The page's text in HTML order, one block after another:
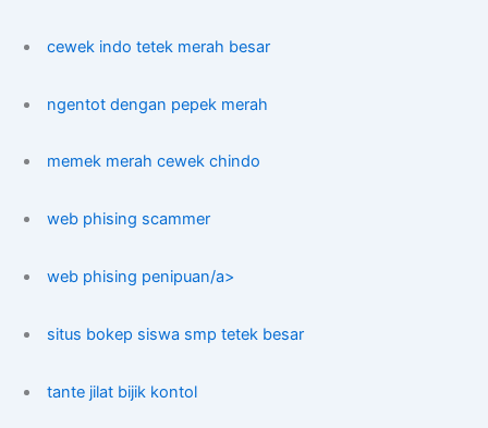
cewek indo tetek merah besar
ngentot dengan pepek merah
memek merah cewek chindo
web phising scammer
web phising penipuan/a>
situs bokep siswa smp tetek besar
tante jilat bijik kontol